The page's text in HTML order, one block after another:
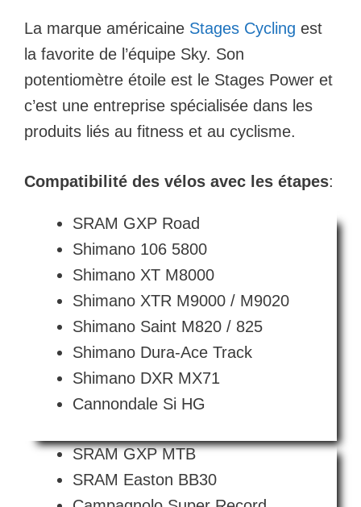
La marque américaine Stages Cycling est
la favorite de l’équipe Sky. Son
potentiomètre étoile est le Stages Power et
c’est une entreprise spécialisée dans les
produits liés au fitness et au cyclisme.
Compatibilité des vélos avec les étapes:
SRAM GXP Road
Shimano 106 5800
Shimano XT M8000
Shimano XTR M9000 / M9020
Shimano Saint M820 / 825
Shimano Dura-Ace Track
Shimano DXR MX71
Cannondale Si HG
SRAM GXP MTB
SRAM Easton BB30